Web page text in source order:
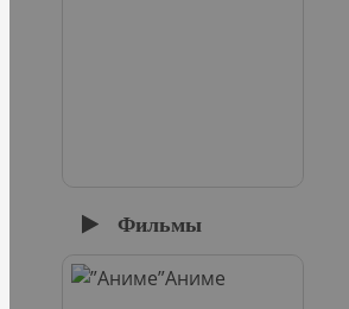
Фильмы
Аниме